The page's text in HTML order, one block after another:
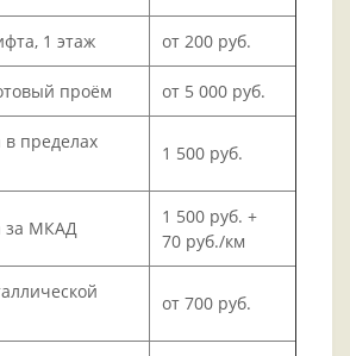
1 этаж от 200 руб.
проём от 5 000 руб.
пределах
1 500 руб.
за МКАД
1 500 руб. +
70 руб./км
от 700 руб.